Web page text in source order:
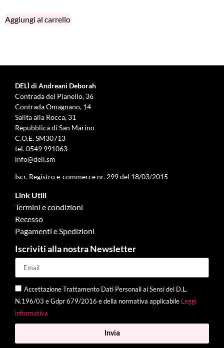
Aggiungi al carrello
DELÌ di Andreani Deborah
Contrada del Pianello, 36
Contrada Omagnano, 14
Salita alla Rocca, 31
Repubblica di San Marino
C.O.E. SM30713
tel.0549 991063
info@deli.sm
Iscr. Registro e-commerce nr. 299 del 18/03/2015
Link Utili
Termini e condizioni
Recesso
Pagamenti e Spedizioni
Iscriviti alla nostra Newsletter
Accettazione Trattamento Dati Personali ai Sensi del D.L.
N.196/03 e Gdpr 679/2016 e della normativa applicabile Leggi
informativa
Invia